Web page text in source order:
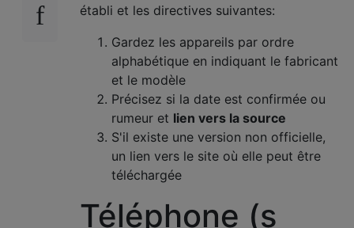
établi et les directives suivantes:
Gardez les appareils par ordre
alphabétique en indiquant le fabricant
et le modèle
Précisez si la date est confirmée ou
rumeur et lien vers la source
S'il existe une version non officielle,
un lien vers le site où elle peut être
téléchargée
Téléphone (s